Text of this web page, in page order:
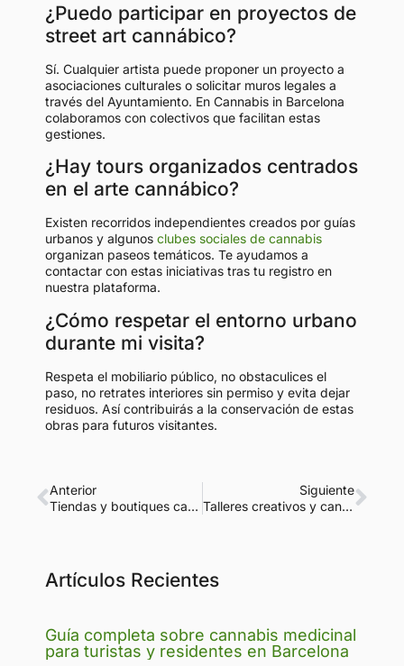
¿Puedo participar en proyectos de
street art cannábico?
Sí. Cualquier artista puede proponer un proyecto a
asociaciones culturales o solicitar muros legales a
través del Ayuntamiento. En Cannabis in Barcelona
colaboramos con colectivos que facilitan estas
gestiones.
¿Hay tours organizados centrados
en el arte cannábico?
Existen recorridos independientes creados por guías
urbanos y algunos clubes sociales de cannabis
organizan paseos temáticos. Te ayudamos a
contactar con estas iniciativas tras tu registro en
nuestra plataforma.
¿Cómo respetar el entorno urbano
durante mi visita?
Respeta el mobiliario público, no obstaculices el
paso, no retrates interiores sin permiso y evita dejar
residuos. Así contribuirás a la conservación de estas
obras para futuros visitantes.
Anterior
Tiendas y boutiques cannábicas para turistas en Barcelona
Siguiente
Talleres creativos y cannabis en Barcelona: guía para turistas
Artículos Recientes
Guía completa sobre cannabis medicinal
para turistas y residentes en Barcelona